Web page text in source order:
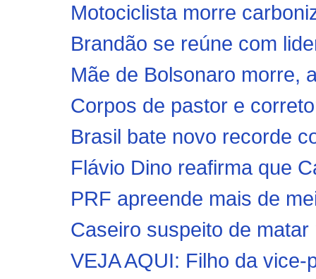
Motociclista morre
Brandão se reúne com
Mãe de Bolsonaro morre,
Corpos de pastor e
Brasil bate novo recorde
Flávio Dino reafirma que
PRF apreende mais de
Caseiro suspeito de
VEJA AQUI: Filho da